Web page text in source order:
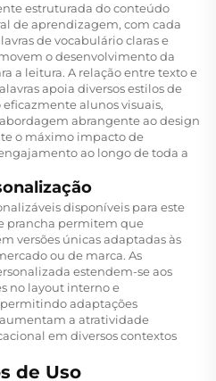
estruturada do conteúdo
de aprendizagem, com cada
de vocabulário claras e
o desenvolvimento da
a leitura. A relação entre texto e
apoia diversos estilos de
alunos visuais,
abrangente ao design
o máximo impacto de
ao longo de toda a
disponíveis para este
prancha permitem que
versões únicas adaptadas às
ou de marca. As
estendem-se aos
no layout interno e
adaptações
a atratividade
em diversos contextos
de Uso